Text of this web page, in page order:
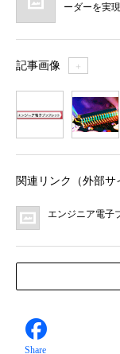
ーダーを実現
記事画像 ＋
関連リンク（外部サ
エンジニア電子
Share